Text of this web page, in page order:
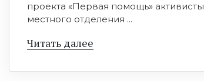
проекта «Первая помощь» активисты
местного отделения ...
Читать далее